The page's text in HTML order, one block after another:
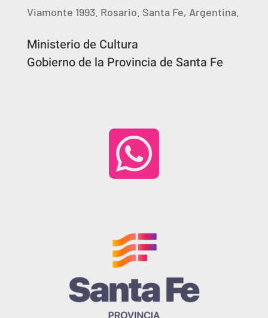
Viamonte 1993. Rosario. Santa Fe, Argentina.
Ministerio de Cultura
Gobierno de la Provincia de Santa Fe
